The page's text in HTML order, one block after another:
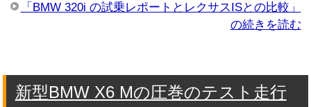
「BMW 320i の試乗レポートとレクサスISとの比較」
の続きを読む
新型BMW X6 Mの圧巻のテスト走行